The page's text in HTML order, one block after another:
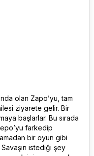
olan Zapo’yu, tam
ziyarete gelir. Bir
başlarlar. Bu sırada
farkedip
bir oyun gibi
istediği şey